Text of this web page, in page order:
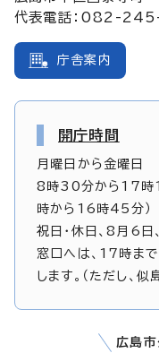
代表電話：082-
庁舎案内
開庁時間
月曜日から金曜日
8時30分から17時
時から16時45分）
祝日・休日、8月6
窓口へは、17時ま
します。（ただし、
広島